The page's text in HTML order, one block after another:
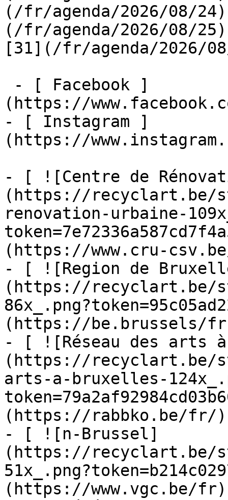
(/fr/agenda/2026/08/
(/fr/agenda/2026/08/
[31](/fr/agenda/
(https://
- [ Instagram ]
(https://
- [ ![Centre de
(https://recyclart.be/
renovation-urbaine-
(https://www.cru-
- [ ![Region de
(https://recyclart.be/
(https://be.brussels/
- [ ![Réseau des arts
(https://recyclart.be/
arts-a-bruxelles-
(https://rabbko.be/fr/)
- [ ![n-Brussel]
(https://recyclart.be/
(https://www.vgc.be/fr)